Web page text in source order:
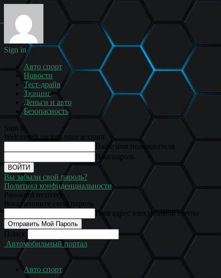
Sign in
Авто спорт
Новости
Тест-драйв
Тюнинг
Деньги и авто
Безопасность
Sign in
Welcome! Log into your account
Ваше имя пользователя
Ваш пароль
Вы забыли свой пароль?
Политика конфиденциальности
Password recovery
Восстановите свой пароль
Ваш адрес электронной почты
Поиск
Автомобильный портал
Авто спорт